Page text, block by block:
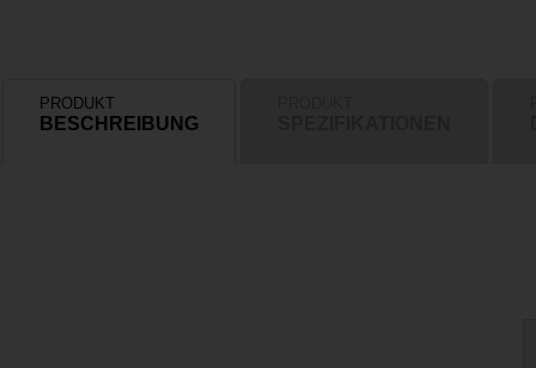
PRODUKT
BESCHREIBUNG